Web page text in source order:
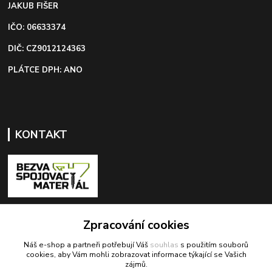
JAKUB FIŠER
IČO: 06633374
DIČ: CZ9012124363
PLÁTCE DPH: ANO
KONTAKT
+420 603 418 822
odbyt@bezva-spojovacimaterial.cz
Zpracování cookies
Náš e-shop a partneři potřebují Váš souhlas s použitím souborů
cookies, aby Vám mohli zobrazovat informace týkající se Vašich
zájmů.